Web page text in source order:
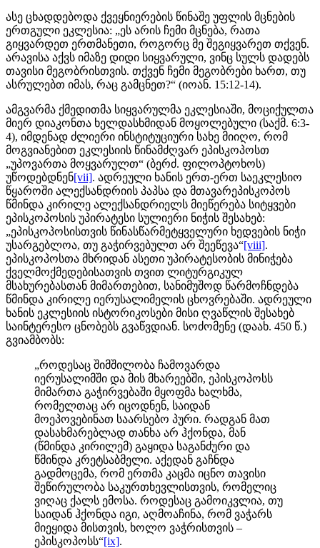
ასე ცხადდებოდა ქვეყნიერების წინაშე უფლის მცნების
ერთგული ეკლესია: „ეს არის ჩემი მცნება, რათა
გიყვარდეთ ერთმანეთი, როგორც მე შეგიყვარეთ თქვენ.
არავისა აქვს იმაზე დიდი სიყვარული, ვინც სულს დადებს
თავისი მეგობრისთვის. თქვენ ჩემი მეგობრები ხართ, თუ
ასრულებთ იმას, რაც გამცნეთ?“ (იოან. 15:12-14).
ამგვარმა ქმედითმა სიყვარულმა ეკლესიაში, მოციქულთა
მიერ დიაკონთა ხელდასხმიდან მოყოლებული (საქმ. 6:3-
4), იმდენად ძლიერი ინსტიტუციური სახე მიიღო, რომ
მოგვიანებით ეკლესიის წინამძღვარ ეპისკოპოსთ
„უპოვართა მოყვარულთ“ (ბერძ. ფილოპტოხოს)
უწოდებდნენ[vii]. ადრეული ხანის ერთ-ერთ საეკლესიო
წყაროში ალექსანდრიის პაპსა და მთავარეპისკოპოს
წმინდა კირილე ალექსანდრიელს მიეწერება სიტყვები
ეპისკოპოსის უპირატესი სულიერი ნიჭის შესახებ:
„ეპისკოპოსისთვის წინასწარმეტყველური ხედვების ნიჭი
უსარგებლოა, თუ გაჭირვებულთ არ შეეწევა“[viii].
ეპისკოპოსთა მხრიდან ასეთი უპირატესობის მინიჭება
ქველმოქმედებისათვის თვით ლიტურგიკულ
მსახურებასთან მიმართებით, სანიმუშოდ წარმოჩნდება
წმინდა კირილე იერუსალიმელის ცხოვრებაში. ადრეული
ხანის ეკლესიის ისტორიკოსები მისი ღვაწლის შესახებ
საინტერესო ცნობებს გვაწვდიან. სოძომენე (დაახ. 450 წ.)
გვიამბობს:
„როდესაც შიმშილობა ჩამოვარდა
იერუსალიმში და მის მხარეებში, ეპისკოპოსს
მიმართა გაჭირვებაში მყოფმა ხალხმა,
რომელთაც არ იცოდნენ, საიდან
მოეპოვებინათ საარსებო პური. რადგან მათ
დასახმარებლად თანხა არ ჰქონდა, მან
(წმინდა კირილემ) გაყიდა საგანძური და
წმინდა კრეტსაბმელი. აქედან გაჩნდა
გადმოცემა, რომ ერთმა კაცმა იცნო თავისი
შეწირულობა საკურთხევლისთვის, რომელიც
ვიღაც ქალს ემოსა. როდესაც გამოიკვლია, თუ
საიდან ჰქონდა იგი, აღმოაჩინა, რომ ვაჭარს
მიეყიდა მისთვის, ხოლო ვაჭრისთვის –
ეპისკოპოსს“[ix].